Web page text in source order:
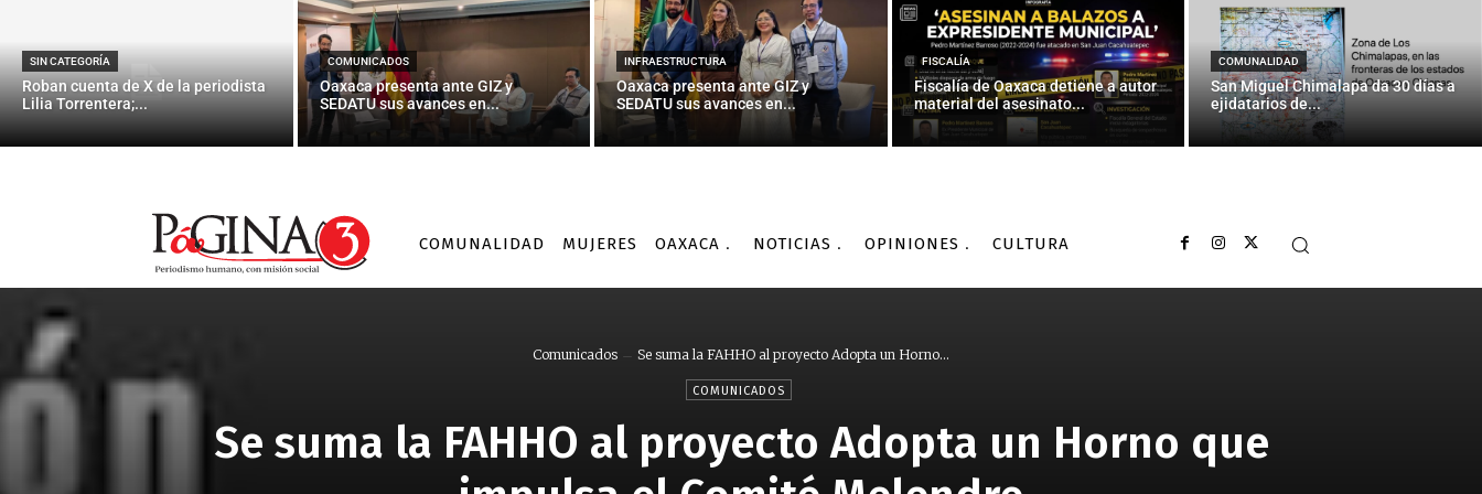
SIN CATEGORÍA
Roban cuenta de X de la periodista
Lilia Torrentera;...
COMUNICADOS
Oaxaca presenta ante GIZ y
SEDATU sus avances en...
INFRAESTRUCTURA
Oaxaca presenta ante GIZ y
SEDATU sus avances en...
FISCALÍA
Fiscalía de Oaxaca detiene a autor
material del asesinato...
COMUNALIDAD
San Miguel Chimalapa da 30 días a
ejidatarios de...
COMUNALIDAD MUJERES OAXACA NOTICIAS OPINIONES CULTURA
Comunicados Se suma la FAHHO al proyecto Adopta un Horno...
COMUNICADOS
Se suma la FAHHO al proyecto Adopta un Horno que